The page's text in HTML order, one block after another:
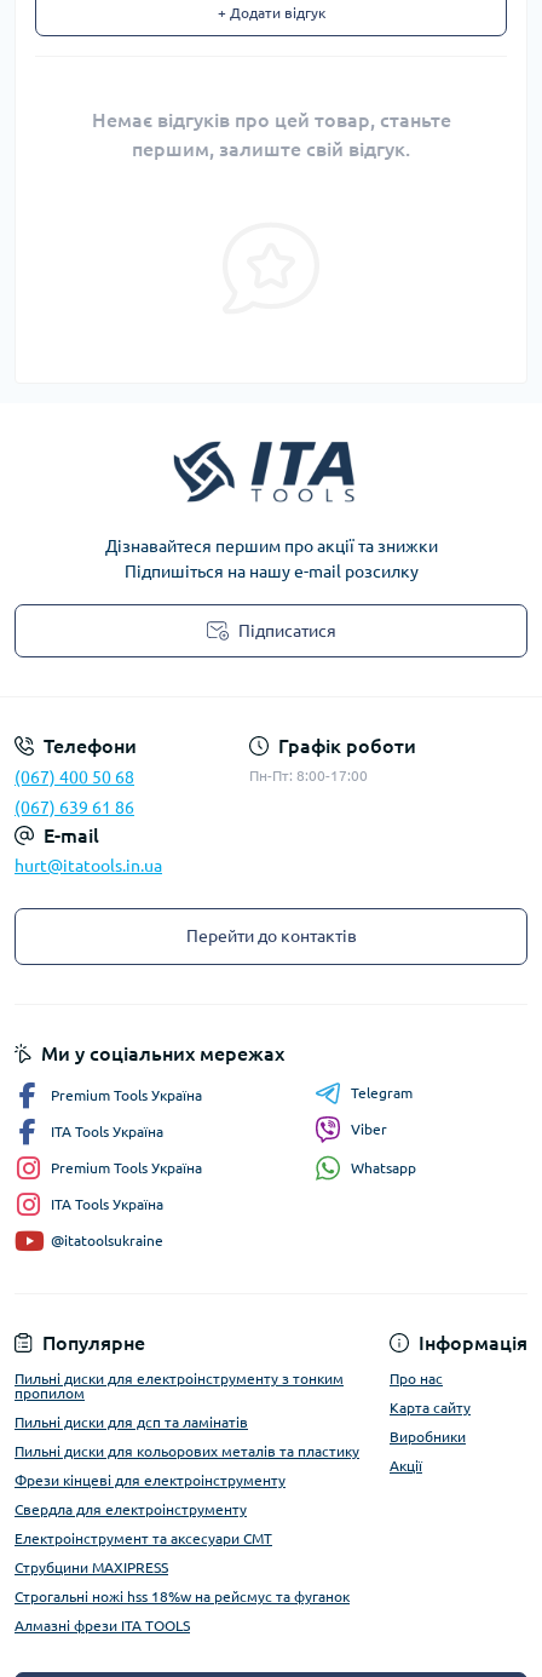
+ Додати відгук
Немає відгуків про цей товар, станьте
першим, залиште свій відгук.
Дізнавайтеся першим про акції та знижки
Підпишіться на нашу e-mail розсилку
Підписатися
Телефони
(067) 400 50 68
(067) 639 61 86
Графік роботи
Пн-Пт: 8:00-17:00
E-mail
hurt@itatools.in.ua
Перейти до контактів
Популярне
Пильні диски для електроінструменту з тонким
пропилом
Пильні диски для дсп та ламінатів
Пильні диски для кольорових металів та пластику
Фрези кінцеві для електроінструменту
Свердла для електроінструменту
Електроінструмент та аксесуари CMT
Струбцини MAXIPRESS
Строгальні ножі hss 18%w на рейсмус та фуганок
Алмазні фрези ITA TOOLS
Інформація
Про нас
Карта сайту
Виробники
Акції
Ми у соціальних мережах
Premium Tools Україна
ITA Tools Україна
Premium Tools Україна
ITA Tools Україна
@itatoolsukraine
Telegram
Viber
Whatsapp